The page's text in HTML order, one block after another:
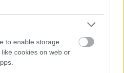
to enable storage
cookies on web or
a vörös szín dominál.